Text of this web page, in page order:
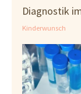
Diagnostik
Kinderwunsch